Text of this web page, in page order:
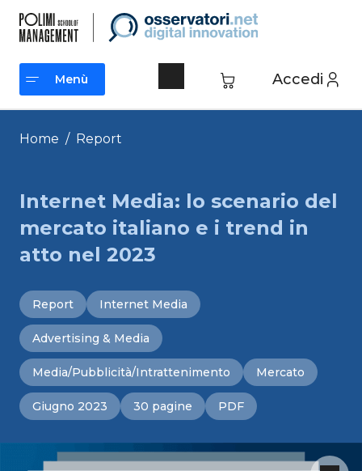
contenuto
Accedi
Menù
Menù
Home / Report
Internet Media: lo scenario del
mercato italiano e i trend in
atto nel 2023
Report Internet Media
Advertising & Media
Media/Pubblicità/Intrattenimento Mercato
Giugno 2023 30 pagine PDF